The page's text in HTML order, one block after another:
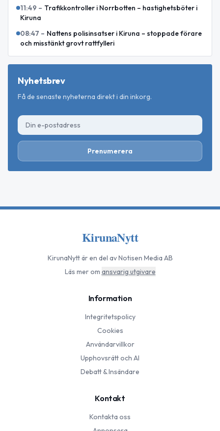
11:49 – Trafikkontroller i Norrbotten – hastighetsböter i
Kiruna
08:47 – Nattens polisinsatser i Kiruna – stoppade förare
och misstänkt grovt rattfylleri
Nyhetsbrev
Få de senaste nyheterna direkt i din inkorg.
Prenumerera
KirunaNytt
KirunaNyttär en del av Notisen Media AB
Läs mer om ansvarig utgivare
Information
Integritetspolicy
Cookies
Användarvillkor
Upphovsrätt och AI
Debatt & Insändare
Kontakt
Kontakta oss